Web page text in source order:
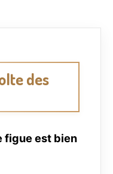
des
figue est bien